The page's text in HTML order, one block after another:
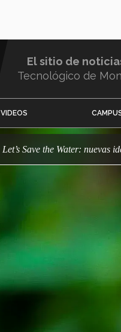
El sitio de
Tecnológico de
VIDEOS
Let’s Save the Water: